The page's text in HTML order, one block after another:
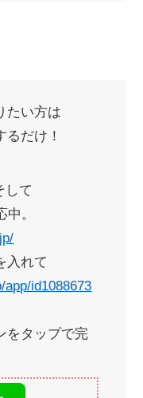
たい方は
だけ！
して
。
入れて
id1088673
をタップで完